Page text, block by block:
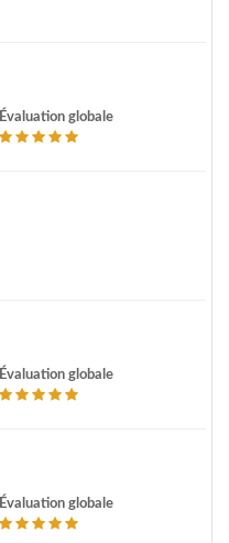
Évaluation globale
Évaluation globale
Évaluation globale